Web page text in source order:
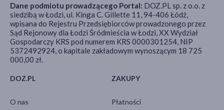
DOZ.PL
O nas
ZAKUPY
Płatności
Dane podmiotu prowadzącego Portal: DOZ.PL sp. z o.o. z
siedzibą w Łodzi, ul. Kinga C. Gillette 11, 94-406 Łódź,
wpisana do Rejestru Przedsiębiorców prowadzonego przez
Sąd Rejonowy dla Łodzi Śródmieścia w Łodzi, XX Wydział
Gospodarczy KRS pod numerem KRS 0000301254, NIP
5372492924, o kapitale zakładowym wynoszącym 18 725
000,00 zł.